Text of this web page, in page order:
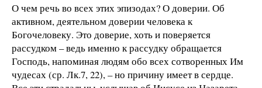
О чем речь во всех этих эпизодах? О доверии. Об
активном, деятельном доверии человека к
Богочеловеку. Это доверие, хоть и поверяется
рассудком – ведь именно к рассудку обращается
Господь, напоминая людям обо всех сотворенных Им
чудесах (ср. Лк.7, 22), – но причину имеет в сердце.